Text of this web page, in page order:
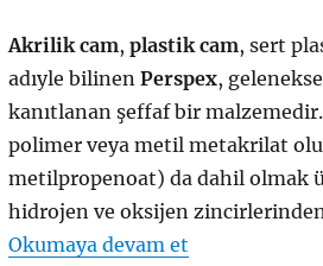
Akrilik cam, plastik cam, sert
adıyle bilinen Perspex,
kanıtlanan şeffaf bir
polimer veya metil metakrilat
metilpropenoat) da dahil olmak
hidrojen ve oksijen
Okumaya devam et